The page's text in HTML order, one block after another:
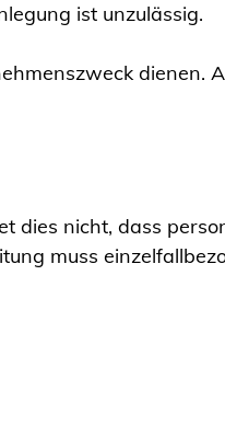
ist unzulässig.
dienen.
dies nicht, dass
muss